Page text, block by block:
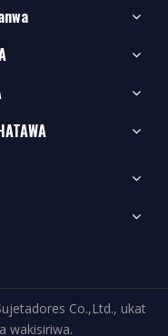
Co.,Ltd., ukat
wakisiriwa.